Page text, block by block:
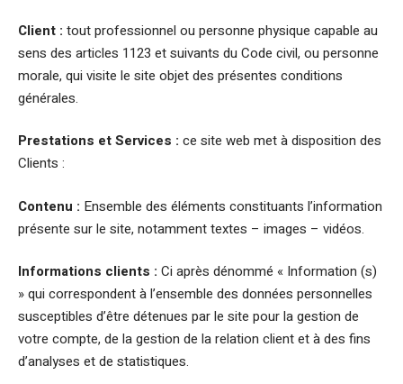
Client : tout professionnel ou personne physique capable au
sens des articles 1123 et suivants du Code civil, ou personne
morale, qui visite le site objet des présentes conditions
générales.
Prestations et Services : ce site web met à disposition des
Clients :
Contenu : Ensemble des éléments constituants l’information
présente sur le site, notamment textes – images – vidéos.
Informations clients : Ci après dénommé « Information (s)
» qui correspondent à l’ensemble des données personnelles
susceptibles d’être détenues par le site pour la gestion de
votre compte, de la gestion de la relation client et à des fins
d’analyses et de statistiques.